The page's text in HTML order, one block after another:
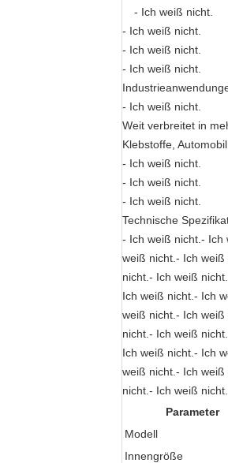
- Ich weiß nicht.
- Ich weiß nicht.
- Ich weiß nicht.
- Ich weiß nicht.
- Ich weiß nicht.
Weit verbreitet in
Klebstoffe,
- Ich weiß nicht.
- Ich weiß nicht.
- Ich weiß nicht.
Technische
- Ich weiß nicht.- Ich
weiß nicht.- Ich
nicht.- Ich weiß
Ich weiß nicht.- Ich
weiß nicht.- Ich
nicht.- Ich weiß
Ich weiß nicht.- Ich
weiß nicht.- Ich
nicht.- Ich weiß
Parameter
Modell
Innengröße